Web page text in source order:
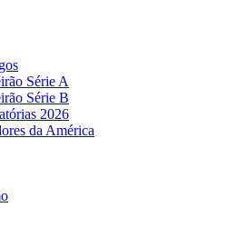
Série A
Série B
2026
da América